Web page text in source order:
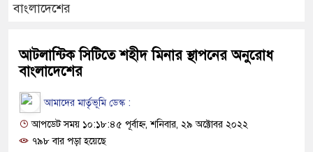
বাংলাদেশের
আটলান্টিক সিটিতে শহীদ মিনার স্থাপনের অনুরোধ
বাংলাদেশের
আমাদের মার্তৃভূমি ডেস্ক :
আপডেট সময় ১০:১৮:৪৫ পূর্বাহ্ন, শনিবার, ২৯ অক্টোবর ২০২২
৭৯৮ বার পড়া হয়েছে